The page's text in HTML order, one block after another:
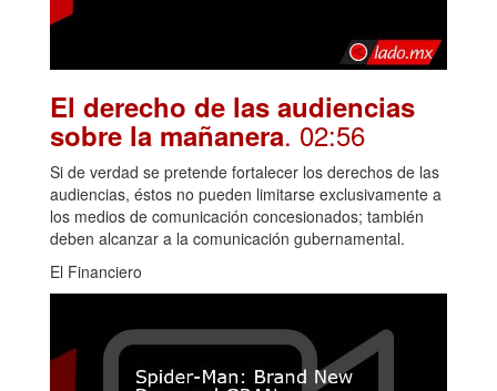
El derecho de las audiencias
sobre la mañanera. 02:56
Si de verdad se pretende fortalecer los derechos de las
audiencias, éstos no pueden limitarse exclusivamente a
los medios de comunicación concesionados; también
deben alcanzar a la comunicación gubernamental.
El Financiero